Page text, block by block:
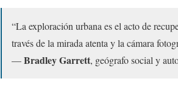
“La exploración urbana es el acto de
través de la mirada atenta y la cámara
—Bradley Garrett, geógrafo social y